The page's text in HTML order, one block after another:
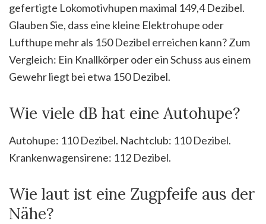
gefertigte Lokomotivhupen maximal 149,4 Dezibel.
Glauben Sie, dass eine kleine Elektrohupe oder
Lufthupe mehr als 150 Dezibel erreichen kann? Zum
Vergleich: Ein Knallkörper oder ein Schuss aus einem
Gewehr liegt bei etwa 150 Dezibel.
Wie viele dB hat eine Autohupe?
Autohupe: 110 Dezibel. Nachtclub: 110 Dezibel.
Krankenwagensirene: 112 Dezibel.
Wie laut ist eine Zugpfeife aus der
Nähe?